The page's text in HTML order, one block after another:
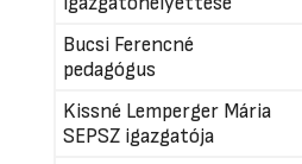
Bucsi Ferencné
pedagógus
Kissné Lemperger Mária
SEPSZ igazgatója